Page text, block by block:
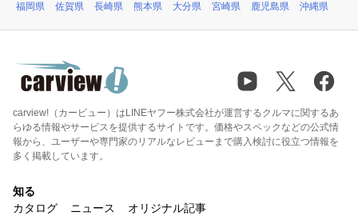
福岡県
佐賀県 長崎県 熊本県 大分県 宮崎県 鹿児島県 沖縄県
carview!（カービュー）はLINEヤフー株式会社が運営するクルマに関するあ
らゆる情報やサービスを提供するサイトです。価格やスペックなどの公式情
報から、ユーザーや専門家のリアルなレビューまで購入検討に役立つ情報を
多く掲載しています。
知る
カタログ
ニュース オリジナル記事